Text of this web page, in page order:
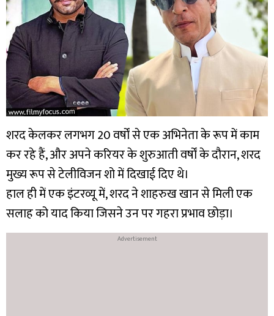
शरद केलकर लगभग 20 वर्षों से एक अभिनेता के रूप में काम
कर रहे हैं, और अपने करियर के शुरुआती वर्षों के दौरान, शरद
मुख्य रूप से टेलीविजन शो में दिखाई दिए थे।
हाल ही में एक इंटरव्यू में, शरद ने शाहरुख खान से मिली एक
सलाह को याद किया जिसने उन पर गहरा प्रभाव छोड़ा।